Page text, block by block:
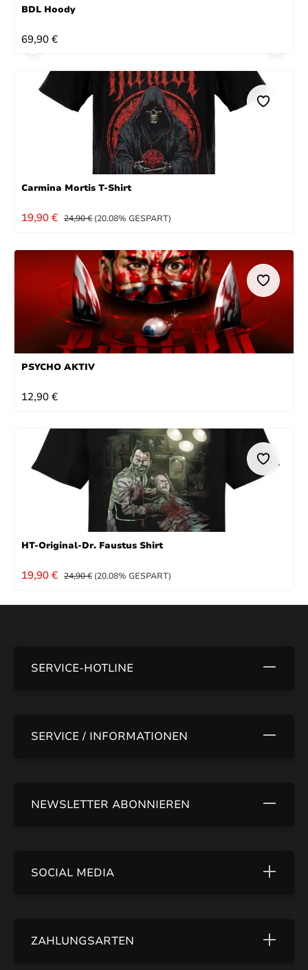
BDL Hoody
REGULÄRER PREIS:
69,90 €
Carmina Mortis T-Shirt
VERKAUFSPREIS:
19,90 € REGULÄRER PREIS:
24,90 € (20.08% GESPART)
PSYCHO AKTIV
REGULÄRER PREIS:
12,90 €
HT-Original-Dr. Faustus Shirt
VERKAUFSPREIS:
19,90 € REGULÄRER PREIS:
24,90 € (20.08% GESPART)
SERVICE-HOTLINE
SERVICE / INFORMATIONEN
NEWSLETTER ABONNIEREN
SOCIAL MEDIA
ZAHLUNGSARTEN